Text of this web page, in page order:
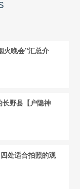
火晚会”汇总介
长野县【户隐神
四处适合拍照的观